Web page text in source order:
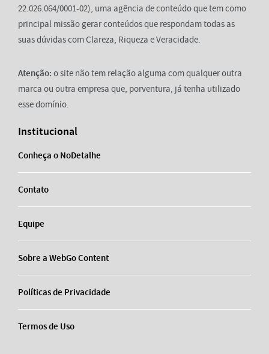
22.026.064/0001-02), uma agência de conteúdo que tem como
principal missão gerar conteúdos que respondam todas as
suas dúvidas com Clareza, Riqueza e Veracidade.
Atenção: o site não tem relação alguma com qualquer outra
marca ou outra empresa que, porventura, já tenha utilizado
esse domínio.
Institucional
Conheça o NoDetalhe
Contato
Equipe
Sobre a WebGo Content
Políticas de Privacidade
Termos de Uso